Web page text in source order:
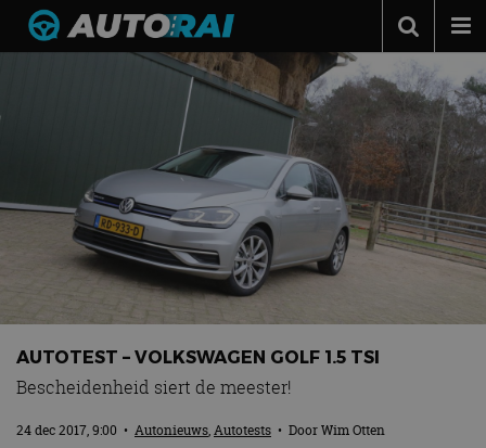
Automerken
Adverteren
Contact
MotorRAI.nl
AUTOTEST – VOLKSWAGEN GOLF 1.5 TSI
Bescheidenheid siert de meester!
24 dec 2017, 9:00 • Autonieuws,Autotests • DoorWim Otten